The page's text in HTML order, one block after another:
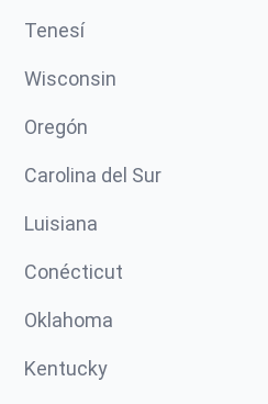
Tenesí
Wisconsin
Oregón
Carolina del Sur
Luisiana
Conécticut
Oklahoma
Kentucky